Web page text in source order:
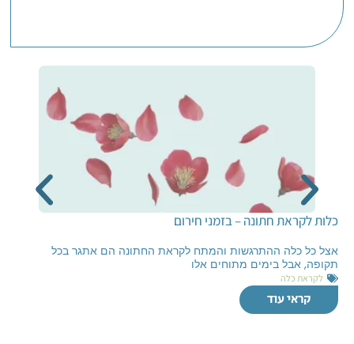
כלות לקראת חתונה – בזמני חירום
אצל כל כלה ההתרגשות והמתח לקראת החתונה הם אתגר בכל
תקופה, אבל בימים מתוחים אלו
לקראת כלה
קראי עוד